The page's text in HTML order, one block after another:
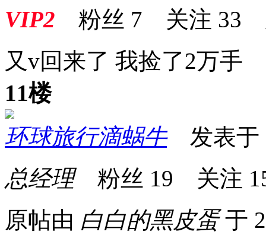
VIP2 粉丝 7 关注 33
又v回来了 我捡了2万手
11楼
环球旅行滴蜗牛发表于
总经理粉丝 19 关注
原帖由 白白的黑皮蛋于